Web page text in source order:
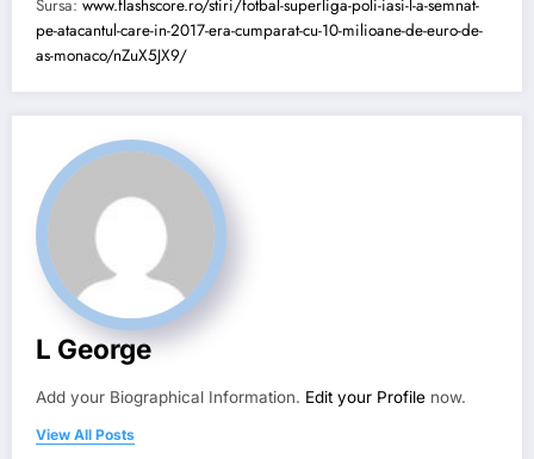
Sursa: www.flashscore.ro/stiri/fotbal-superliga-poli-iasi-l-a-semnat-
pe-atacantul-care-in-2017-era-cumparat-cu-10-milioane-de-euro-de-
as-monaco/nZuX5JX9/
L George
Add your Biographical Information. Edit your Profile now.
View All Posts